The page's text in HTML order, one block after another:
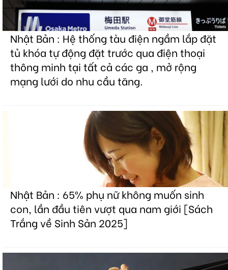
Nhật Bản : Hệ thống tàu điện ngầm lắp đặt
tủ khóa tự động đặt trước qua điện thoại
thông minh tại tất cả các ga , mở rộng
mạng lưới do nhu cầu tăng.
Nhật Bản : 65% phụ nữ không muốn sinh
con, lần đầu tiên vượt qua nam giới [Sách
Trắng về Sinh Sản 2025]